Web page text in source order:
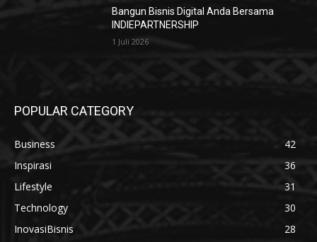
Bangun Bisnis Digital Anda Bersama
INDIEPARTNERSHIP
1 Juli 2026
POPULAR CATEGORY
Business
42
Inspirasi
36
Lifestyle
31
Technology
30
InovasiBisnis
28